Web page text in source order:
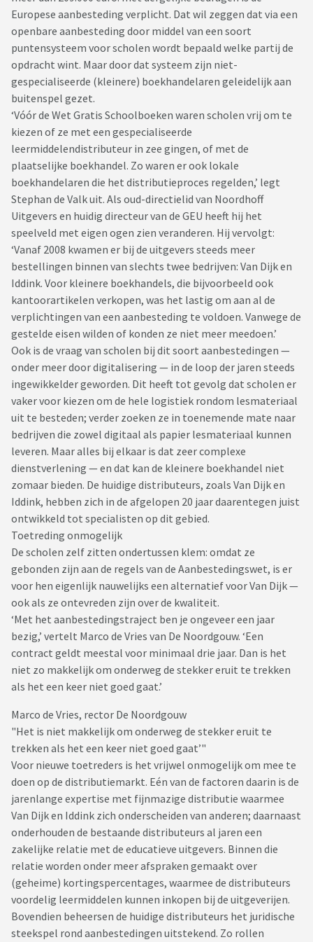
Europese aanbesteding verplicht. Dat wil zeggen dat via een
openbare aanbesteding door middel van een soort
puntensysteem voor scholen wordt bepaald welke partij de
opdracht wint. Maar door dat systeem zijn niet-
gespecialiseerde (kleinere) boekhandelaren geleidelijk aan
buitenspel gezet.
‘Vóór de Wet Gratis Schoolboeken waren scholen vrij om te
kiezen of ze met een gespecialiseerde
leermiddelendistributeur in zee gingen, of met de
plaatselijke boekhandel. Zo waren er ook lokale
boekhandelaren die het distributieproces regelden,’ legt
Stephan de Valk uit. Als oud-directielid van Noordhoff
Uitgevers en huidig directeur van de GEU heeft hij het
speelveld met eigen ogen zien veranderen. Hij vervolgt:
‘Vanaf 2008 kwamen er bij de uitgevers steeds meer
bestellingen binnen van slechts twee bedrijven: Van Dijk en
Iddink. Voor kleinere boekhandels, die bijvoorbeeld ook
kantoorartikelen verkopen, was het lastig om aan al de
verplichtingen van een aanbesteding te voldoen. Vanwege de
gestelde eisen wilden of konden ze niet meer meedoen.’
Ook is de vraag van scholen bij dit soort aanbestedingen —
onder meer door digitalisering — in de loop der jaren steeds
ingewikkelder geworden. Dit heeft tot gevolg dat scholen er
vaker voor kiezen om de hele logistiek rondom lesmateriaal
uit te besteden; verder zoeken ze in toenemende mate naar
bedrijven die zowel digitaal als papier lesmateriaal kunnen
leveren. Maar alles bij elkaar is dat zeer complexe
dienstverlening — en dat kan de kleinere boekhandel niet
zomaar bieden. De huidige distributeurs, zoals Van Dijk en
Iddink, hebben zich in de afgelopen 20 jaar daarentegen juist
ontwikkeld tot specialisten op dit gebied.
Toetreding onmogelijk
De scholen zelf zitten ondertussen klem: omdat ze
gebonden zijn aan de regels van de Aanbestedingswet, is er
voor hen eigenlijk nauwelijks een alternatief voor Van Dijk —
ook als ze ontevreden zijn over de kwaliteit.
‘Met het aanbestedingstraject ben je ongeveer een jaar
bezig,’ vertelt Marco de Vries van De Noordgouw. ‘Een
contract geldt meestal voor minimaal drie jaar. Dan is het
niet zo makkelijk om onderweg de stekker eruit te trekken
als het een keer niet goed gaat.’
Marco de Vries, rector De Noordgouw
"Het is niet makkelijk om onderweg de stekker eruit te
trekken als het een keer niet goed gaat’"
Voor nieuwe toetreders is het vrijwel onmogelijk om mee te
doen op de distributiemarkt. Eén van de factoren daarin is de
jarenlange expertise met fijnmazige distributie waarmee
Van Dijk en Iddink zich onderscheiden van anderen; daarnaast
onderhouden de bestaande distributeurs al jaren een
zakelijke relatie met de educatieve uitgevers. Binnen die
relatie worden onder meer afspraken gemaakt over
(geheime) kortingspercentages, waarmee de distributeurs
voordelig leermiddelen kunnen inkopen bij de uitgeverijen.
Bovendien beheersen de huidige distributeurs het juridische
steekspel rond aanbestedingen uitstekend. Zo rollen